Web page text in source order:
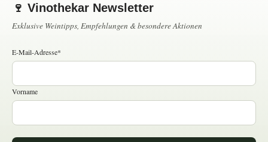
🍷 Vinothekar Newsletter
Exklusive Weintipps, Empfehlungen & besondere Aktionen
E-Mail-Adresse*
Vorname